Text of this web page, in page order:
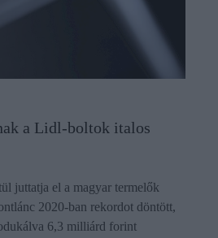
a Lidl-boltok italos
juttatja el a magyar termelők
2020-ban rekordot döntött,
6,3 milliárd forint